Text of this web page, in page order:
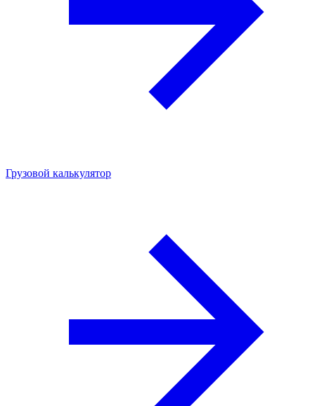
Грузовой калькулятор